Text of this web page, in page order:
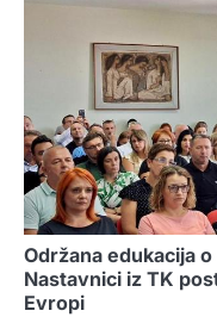
Održana edukacija
Nastavnici iz TK
Evropi